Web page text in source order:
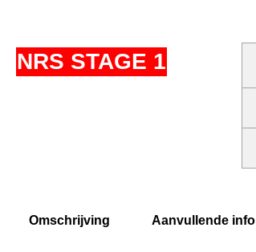
NRS STAGE 1
Omschrijving Aanvullende info